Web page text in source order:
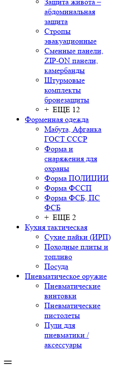
абдоминальная
защита
Стропы
эвакуационные
Сменные панели,
ZIP-ON панели,
камербанды
Штурмовые
комплекты
бронезащиты
+ ЕЩЕ 12
Форменная одежда
Мабута, Афганка
ГОСТ СССР
Форма и
снаряжения для
охраны
Форма ПОЛИЦИИ
Форма ФССП
Форма ФСБ, ПС
ФСБ
+ ЕЩЕ 2
Кухня тактическая
Сухие пайки (ИРП)
Походные плиты и
топливо
Посуда
Пневматическое оружие
Пневматические
винтовки
Пневматические
пистолеты
Пули для
пневматики /
аксессуары